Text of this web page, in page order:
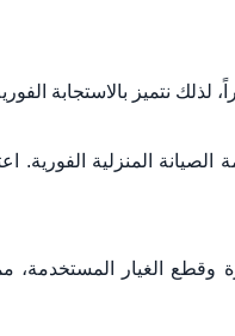
نتميز بالاستجابة
المنزلية الفورية.
وقطع الغيار